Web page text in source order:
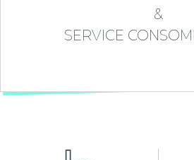
&
SERVICE